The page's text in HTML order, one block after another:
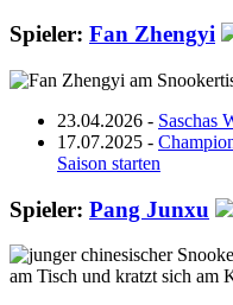
Spieler: Fan Zhengyi
23.04.2026 - Saschas
17.07.2025 -
Saison starten
Spieler: Pang Junxu